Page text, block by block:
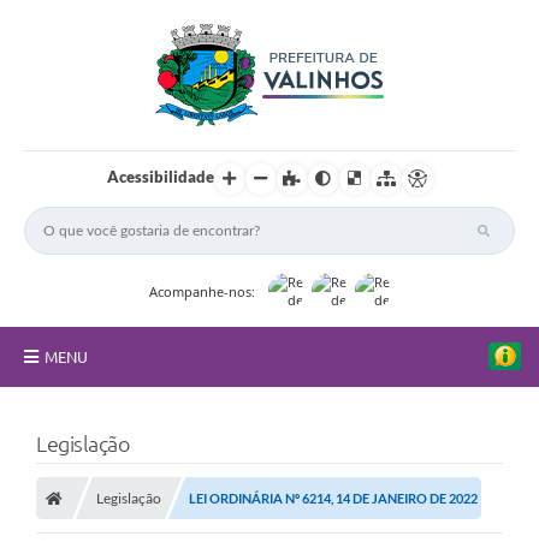
Acessibilidade
Acompanhe-nos:
MENU
Principal
Nossa Cidade
Legislação
Legislação LEI ORDINÁRIA Nº 6214, 14 DE JANEIRO DE 2022